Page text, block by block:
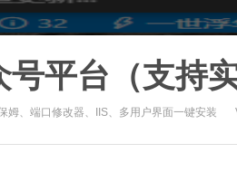
平台（支持
姆、端口修改器、IIS、多用户界面一键安装